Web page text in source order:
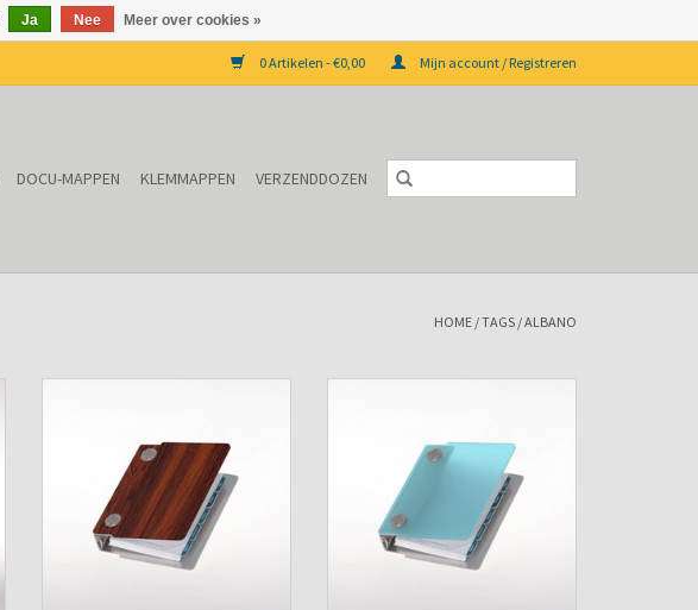
0 Artikelen - €0,00 Mijn account / Registreren
DOCU-MAPPEN KLEMMAPPEN VERZENDDOZEN
HOME /TAGS /ALBANO
TOEVOEGEN AAN WINKELWAGEN
Ja Nee Meer over cookies »